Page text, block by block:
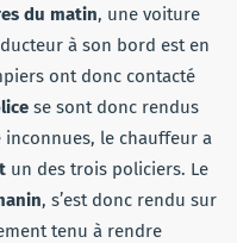
du matin, une voiture
à son bord est en
ont donc contacté
se sont donc rendus
inconnues, le chauffeur a
un des trois policiers. Le
, s’est donc rendu sur
tenu à rendre